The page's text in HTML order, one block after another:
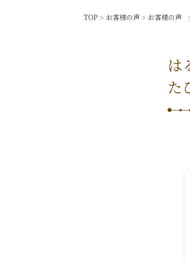
TOP > お客様の声 > お客様の声
は
た